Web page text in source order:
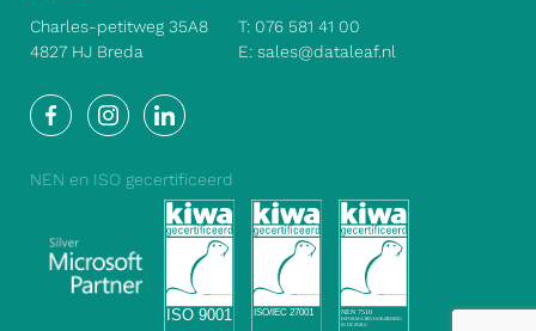
Charles-petitweg 35A8
4827 HJ Breda
T:076 581 41 00
E:sales@dataleaf.nl
FacebookInstagramLinkedIn
NEN en ISO gecertificeerd